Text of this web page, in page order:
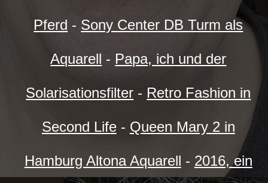
Pferd - Sony Center DB Turm als
Aquarell - Papa, ich und der
Solarisationsfilter - Retro Fashion in
Second Life- Queen Mary 2 in
Hamburg Altona Aquarell - 2016, ein